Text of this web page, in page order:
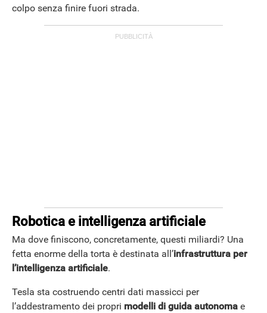
colpo senza finire fuori strada.
Robotica e intelligenza artificiale
Ma dove finiscono, concretamente, questi miliardi? Una
fetta enorme della torta è destinata all’infrastruttura per
l’intelligenza artificiale.
Tesla sta costruendo centri dati massicci per
l’addestramento dei propri modelli di guida autonoma e